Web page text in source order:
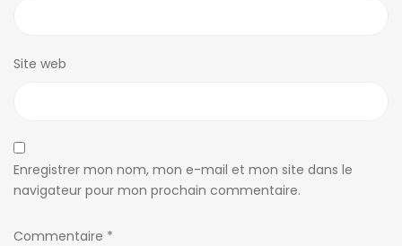
Site web
Enregistrer mon nom, mon e-mail et mon site dans le
navigateur pour mon prochain commentaire.
Commentaire *